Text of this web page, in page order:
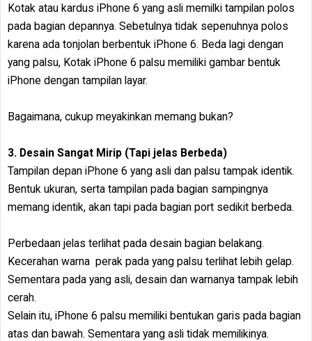
Kotak atau kardus iPhone 6 yang asli memilki tampilan polos
pada bagian depannya. Sebetulnya tidak sepenuhnya polos
karena ada tonjolan berbentuk iPhone 6. Beda lagi dengan
yang palsu, Kotak iPhone 6 palsu memiliki gambar bentuk
iPhone dengan tampilan layar.
Bagaimana, cukup meyakinkan memang bukan?
3. Desain Sangat Mirip (Tapi jelas Berbeda)
Tampilan depan iPhone 6 yang asli dan palsu tampak identik.
Bentuk ukuran, serta tampilan pada bagian sampingnya
memang identik, akan tapi pada bagian port sedikit berbeda.
Perbedaan jelas terlihat pada desain bagian belakang.
Kecerahan warna perak pada yang palsu terlihat lebih gelap.
Sementara pada yang asli, desain dan warnanya tampak lebih
cerah.
Selain itu, iPhone 6 palsu memiliki bentukan garis pada bagian
atas dan bawah. Sementara yang asli tidak memilikinya.